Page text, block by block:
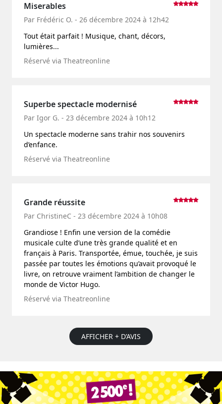
Miserables
Par Frédéric O. - 26 décembre 2024 à 12h42
Tout était parfait ! Musique, chant, décors,
lumières...
Réservé via Theatreonline
Superbe spectacle modernisé
Par Igor G. - 23 décembre 2024 à 10h12
Un spectacle moderne sans trahir nos souvenirs
d’enfance.
Réservé via Theatreonline
Grande réussite
Par ChristineC - 23 décembre 2024 à 10h08
Grandiose ! Enfin une version de la comédie
musicale culte d’une très grande qualité et en
français à Paris. Transportée, émue, touchée, je suis
passée par toutes les émotions qu’avait provoqué le
livre, on retrouve vraiment l’ambition de changer le
monde de Victor Hugo.
Réservé via Theatreonline
AFFICHER + D’AVIS